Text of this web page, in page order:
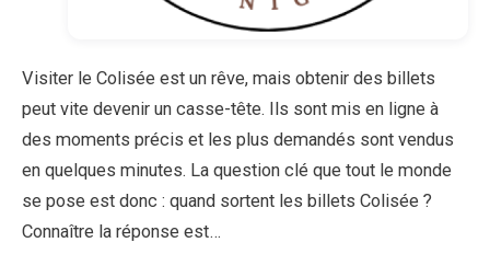
Visiter le Colisée est un rêve, mais obtenir des billets
peut vite devenir un casse-tête. Ils sont mis en ligne à
des moments précis et les plus demandés sont vendus
en quelques minutes. La question clé que tout le monde
se pose est donc : quand sortent les billets Colisée ?
Connaître la réponse est…